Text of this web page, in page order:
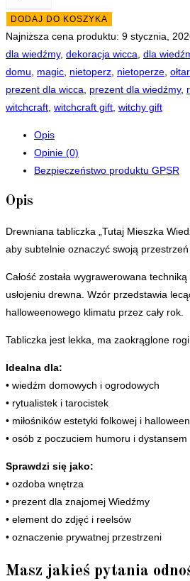
tabliczka
z
napisem
napis
"Tutaj
mieszka
Wiedźma"
DODAJ DO KOSZYKA
Najniższa cena produktu: 9 stycznia,
dla wiedźmy, dekoracja wicca, dla
domu, magic, nietoperz, nietoperze,
prezent dla wicca, prezent dla wiedźmy,
witchcraft, witchcraft gift, witchy gift
Opis
Opinie (0)
Bezpieczeństwo produktu GPSR
Opis
Drewniana tabliczka „Tutaj Mieszka
aby subtelnie oznaczyć swoją
Całość została wygrawerowana
usłojeniu drewna. Wzór przedstawia
halloweenowego klimatu przez cały rok.
Tabliczka jest lekka, ma zaokrąglone
Idealna dla:
• wiedźm domowych i ogrodowych
• rytualistek i tarocistek
• miłośników estetyki folkowej i
• osób z poczuciem humoru i dystansem
Sprawdzi się jako:
• ozdoba wnętrza
• prezent dla znajomej Wiedźmy
• element do zdjęć i reelsów
• oznaczenie prywatnej przestrzeni
Masz jakieś pytania